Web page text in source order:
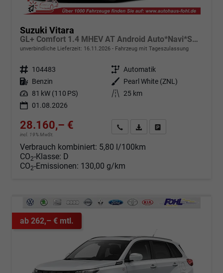
Suzuki Vitara
GL+ Comfort 1.4 MHEV AT Android Auto*Navi*SHZ*ACC*Kamera*Klimauto*LED*PrivacyGlas
unverbindliche Lieferzeit: 16.11.2026 Fahrzeug mit Tageszulassung
Fahrzeugnr. 104483 Getriebe Automatik
Kraftstoff Benzin Außenfarbe
Pearl White (ZNL)
Leistung 81 kW (110 PS) Kilometerstand 25 km
01.08.2026
28.160,– €
incl. 19% MwSt.
Angebot anfordern
Fahrzeugexpose (PDF)
Verbrauch kombiniert: 5,80 l/100km
CO2-Klasse: D
CO2-Emissionen: 130,00 g/km
ab 262,– € mtl.